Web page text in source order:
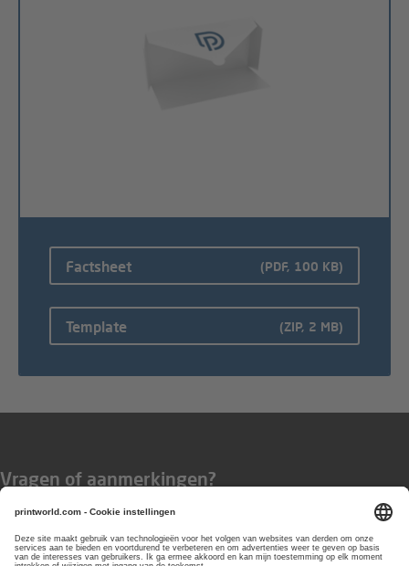
Factsheet (PDF, 100 KB)
Template (ZIP, 2 MB)
Vragen of aanmerkingen?
Wij zijn bereikbaar vanmaandag t/m
vrijdag van 8:00 tot 17:00 uur